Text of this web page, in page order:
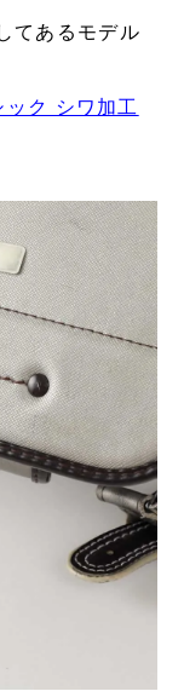
てあるモデル
ック シワ加工